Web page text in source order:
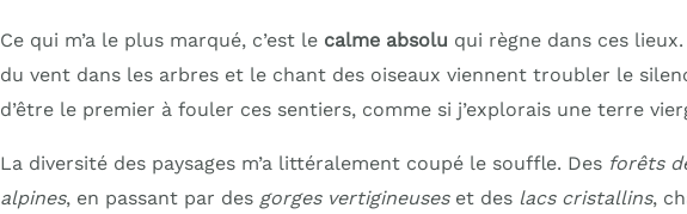
Ce qui m’a le plus marqué, c’est le calme absolu qui règne dans ces
du vent dans les arbres et le chant des oiseaux viennent troubler le
d’être le premier à fouler ces sentiers, comme si j’explorais une terre
La diversité des paysages m’a littéralement coupé le souffle. Des forêts
alpines, en passant par des gorges vertigineuseset des lacs cristallins,